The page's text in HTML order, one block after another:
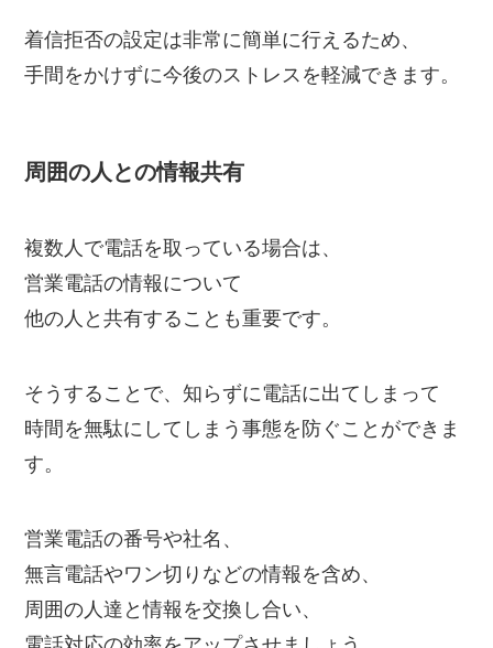
着信拒否の設定は非常に簡単に行えるため、
手間をかけずに今後のストレスを軽減できます。
周囲の人との情報共有
複数人で電話を取っている場合は、
営業電話の情報について
他の人と共有することも重要です。
そうすることで、知らずに電話に出てしまって
時間を無駄にしてしまう事態を防ぐことができま
す。
営業電話の番号や社名、
無言電話やワン切りなどの情報を含め、
周囲の人達と情報を交換し合い、